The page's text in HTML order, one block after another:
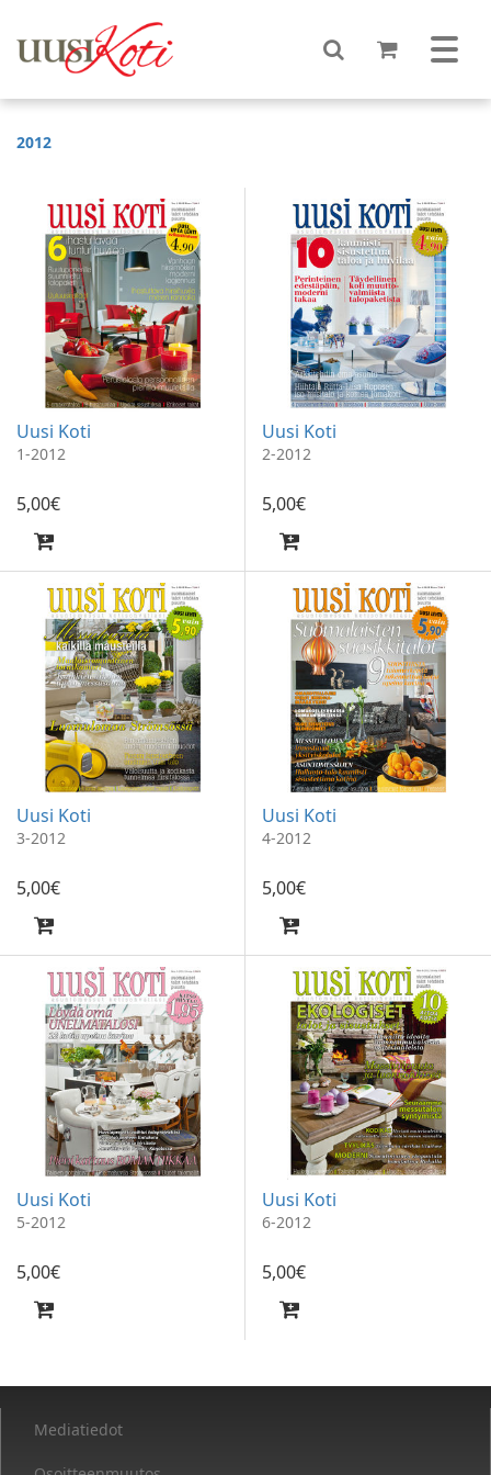
2012
Uusi Koti
1-2012
5,00€
Uusi Koti
2-2012
5,00€
Uusi Koti
3-2012
5,00€
Uusi Koti
4-2012
5,00€
Uusi Koti
5-2012
5,00€
Uusi Koti
6-2012
5,00€
Mediatiedot